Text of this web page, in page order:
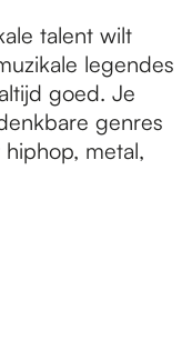
talent wilt
legendes
goed. Je
genres
metal,